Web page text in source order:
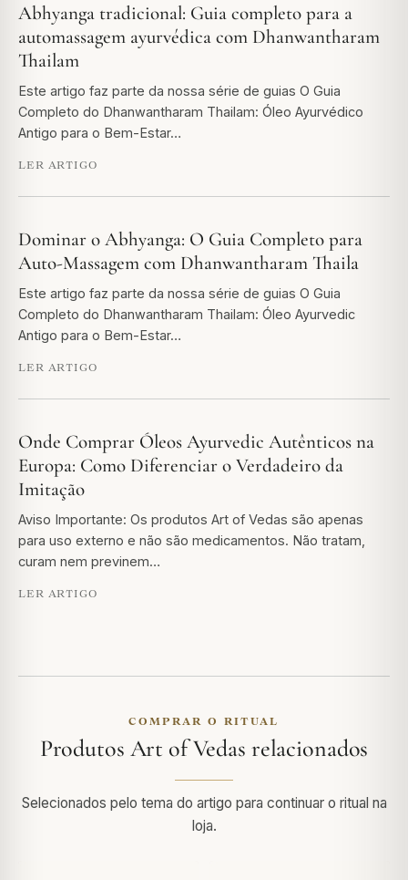
Abhyanga tradicional: Guia completo para a
automassagem ayurvédica com Dhanwantharam
Thailam
Este artigo faz parte da nossa série de guias O Guia
Completo do Dhanwantharam Thailam: Óleo Ayurvédico
Antigo para o Bem-Estar…
LER ARTIGO
Dominar o Abhyanga: O Guia Completo para
Auto-Massagem com Dhanwantharam Thaila
Este artigo faz parte da nossa série de guias O Guia
Completo do Dhanwantharam Thailam: Óleo Ayurvedic
Antigo para o Bem-Estar…
LER ARTIGO
Onde Comprar Óleos Ayurvedic Autênticos na
Europa: Como Diferenciar o Verdadeiro da
Imitação
Aviso Importante: Os produtos Art of Vedas são apenas
para uso externo e não são medicamentos. Não tratam,
curam nem previnem…
LER ARTIGO
COMPRAR O RITUAL
Produtos Art of Vedas relacionados
Selecionados pelo tema do artigo para continuar o ritual na
loja.